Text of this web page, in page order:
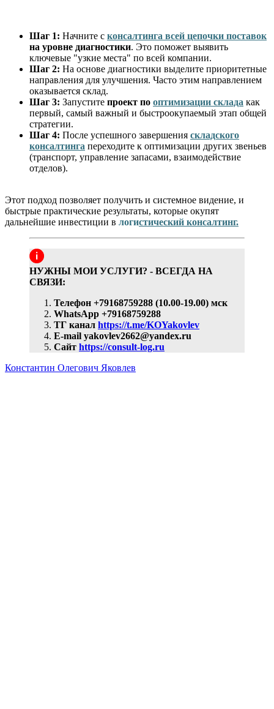
Шаг 1: Начните с консалтинга всей цепочки поставок
на уровне диагностики. Это поможет выявить
ключевые "узкие места" по всей компании.
Шаг 2: На основе диагностики выделите приоритетные
направления для улучшения. Часто этим направлением
оказывается склад.
Шаг 3: Запустите проект по оптимизации склада как
первый, самый важный и быстроокупаемый этап общей
стратегии.
Шаг 4: После успешного завершения складского
консалтинга переходите к оптимизации других звеньев
(транспорт, управление запасами, взаимодействие
отделов).
Этот подход позволяет получить и системное видение, и
быстрые практические результаты, которые окупят
дальнейшие инвестиции в логистический консалтинг.
НУЖНЫ МОИ УСЛУГИ? - ВСЕГДА НА
СВЯЗИ:
Телефон +79168759288 (10.00-19.00) мск
WhatsApp +79168759288
ТГ канал https://t.me/KOYakovlev
E-mail yakovlev2662@yandex.ru
Сайт https://consult-log.ru
Константин Олегович Яковлев